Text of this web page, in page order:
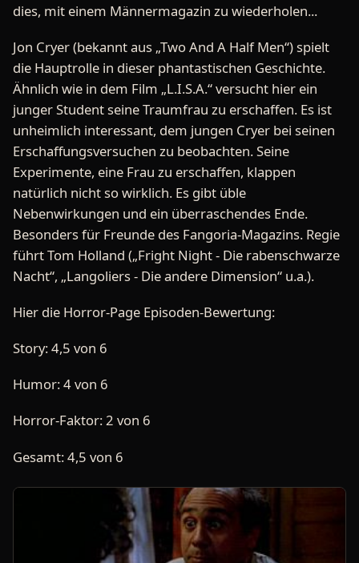
dies, mit einem Männermagazin zu wiederholen...
Jon Cryer (bekannt aus „Two And A Half Men“) spielt
die Hauptrolle in dieser phantastischen Geschichte.
Ähnlich wie in dem Film „L.I.S.A.“ versucht hier ein
junger Student seine Traumfrau zu erschaffen. Es ist
unheimlich interessant, dem jungen Cryer bei seinen
Erschaffungsversuchen zu beobachten. Seine
Experimente, eine Frau zu erschaffen, klappen
natürlich nicht so wirklich. Es gibt üble
Nebenwirkungen und ein überraschendes Ende.
Besonders für Freunde des Fangoria-Magazins. Regie
führt Tom Holland („Fright Night - Die rabenschwarze
Nacht“, „Langoliers - Die andere Dimension“ u.a.).
Hier die Horror-Page Episoden-Bewertung:
Story: 4,5 von 6
Humor: 4 von 6
Horror-Faktor: 2 von 6
Gesamt: 4,5 von 6